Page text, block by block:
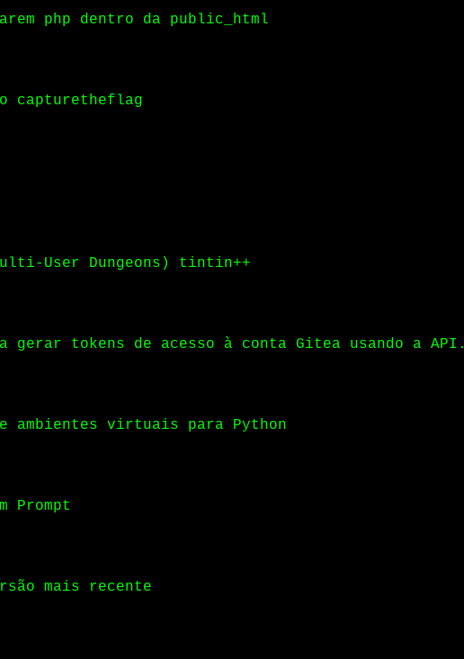
php dentro da public_html
capturetheflag
User Dungeons) tintin++
gerar tokens de acesso à conta Gitea usando a API.
ambientes virtuais para Python
Prompt
mais recente